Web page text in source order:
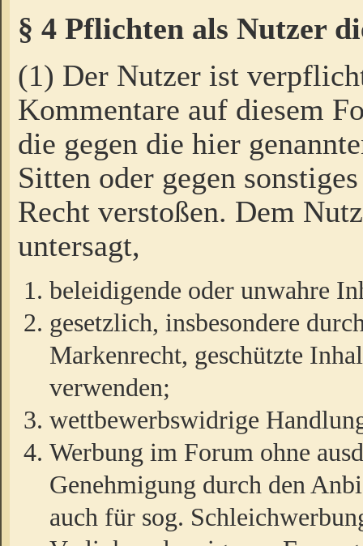
§ 4 Pflichten als Nutzer
(1) Der Nutzer ist
Kommentare auf diesem
die gegen die hier
Sitten oder gegen
Recht verstoßen. Dem
untersagt,
beleidigende oder unwahre
gesetzlich, insbesondere
Markenrecht, geschützte
verwenden;
wettbewerbswidrige
Werbung im Forum ohne
Genehmigung durch den
auch für sog.